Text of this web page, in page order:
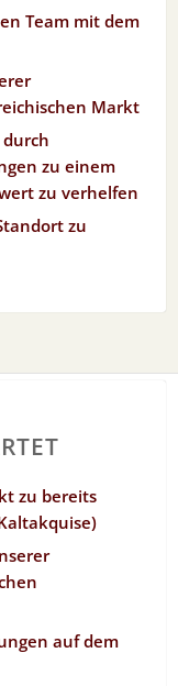
Team mit dem
Markt
zu einem
zu verhelfen
zu
zu bereits
auf dem